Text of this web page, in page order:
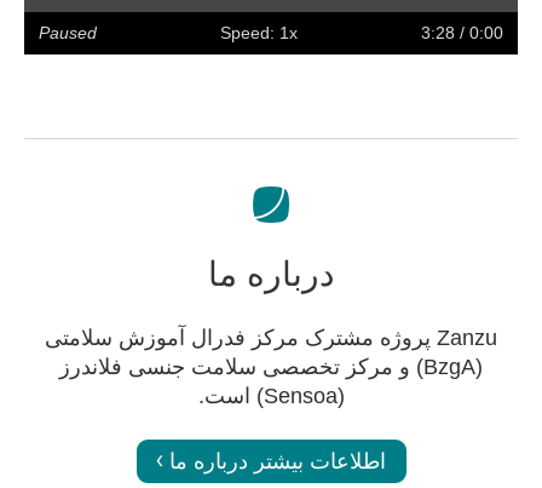
captions
full
screen
0:00
/ 3:28
Speed: 1x
Paused
درباره ما
Zanzu پروژه مشترک مرکز فدرال آموزش سلامتی
(BzgA) و مرکز تخصصی سلامت جنسی فلاندرز
(Sensoa) است.
اطلاعات بیشتر درباره ما